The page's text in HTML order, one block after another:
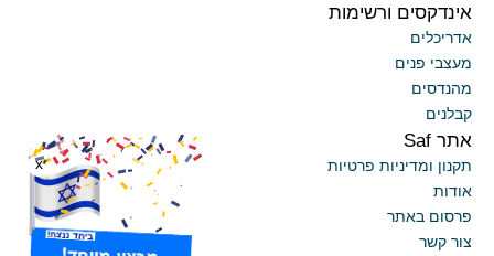
אינדקסים ורשימות
אדריכלים
מעצבי פנים
מהנדסים
קבלנים
אתר Saf
תקנון ומדיניות פרטיות
אודות
פרסום באתר
צור קשר
x